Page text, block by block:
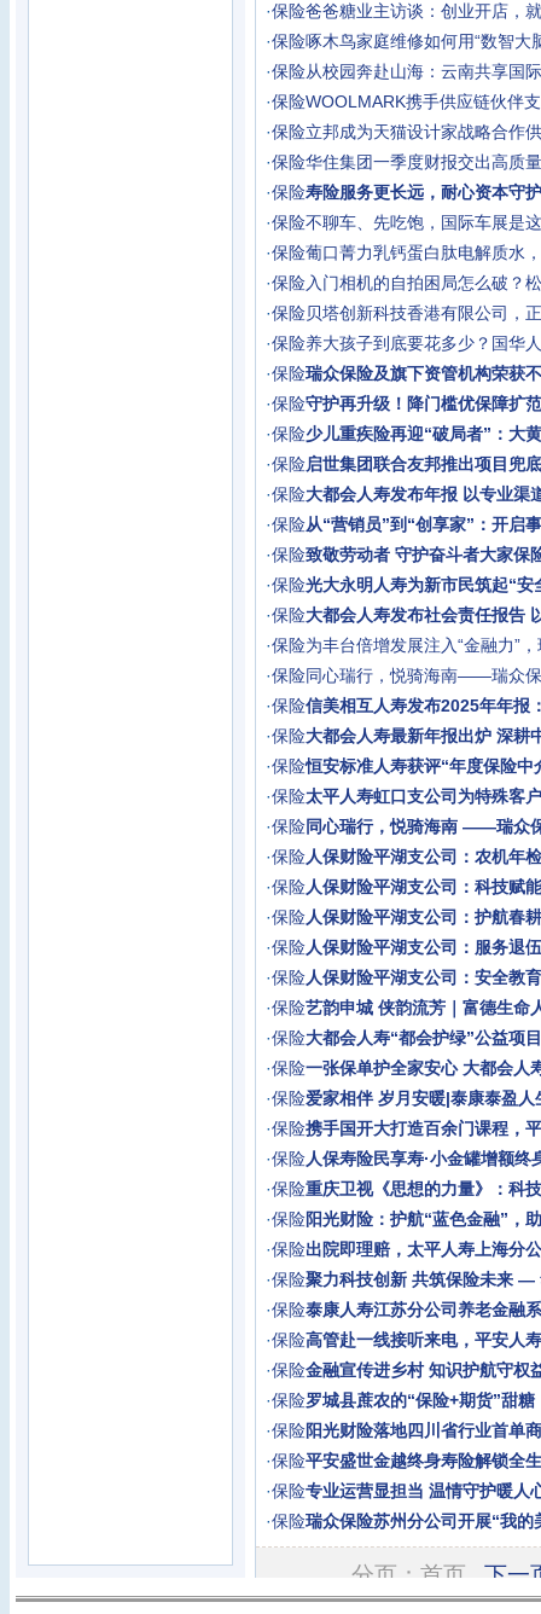
·保险爸爸糖业主访谈：创业开店，
·保险啄木鸟家庭维修如何用“数智大
·保险从校园奔赴山海：云南共享国
·保险WOOLMARK携手供应链伙伴
·保险立邦成为天猫设计家战略合作
·保险华住集团一季度财报交出高质
·保险寿险服务更长远，耐心资本守
·保险不聊车、先吃饱，国际车展是
·保险葡口菁力乳钙蛋白肽电解质水
·保险入门相机的自拍困局怎么破？
·保险贝塔创新科技香港有限公司，
·保险养大孩子到底要花多少？国华
·保险瑞众保险及旗下资管机构荣获
·保险守护再升级！降门槛优保障扩
·保险少儿重疾险再迎“破局者”：大
·保险启世集团联合友邦推出项目兜
·保险大都会人寿发布年报 以专业渠
·保险从“营销员”到“创享家”：开启
·保险致敬劳动者 守护奋斗者大家保
·保险光大永明人寿为新市民筑起“安
·保险大都会人寿发布社会责任报告
·保险为丰台倍增发展注入“金融力”
·保险同心瑞行，悦骑海南——瑞众
·保险信美相互人寿发布2025年年报
·保险大都会人寿最新年报出炉 深耕
·保险恒安标准人寿获评“年度保险中
·保险太平人寿虹口支公司为特殊客
·保险同心瑞行，悦骑海南 ——瑞众
·保险人保财险平湖支公司：农机年
·保险人保财险平湖支公司：科技赋
·保险人保财险平湖支公司：护航春
·保险人保财险平湖支公司：服务退
·保险人保财险平湖支公司：安全教
·保险艺韵申城 侠韵流芳｜富德生命
·保险大都会人寿“都会护绿”公益项
·保险一张保单护全家安心 大都会人
·保险爱家相伴 岁月安暖|泰康泰盈人
·保险携手国开大打造百余门课程，
·保险人保寿险民享寿·小金罐增额终
·保险重庆卫视《思想的力量》：科
·保险阳光财险：护航“蓝色金融”，
·保险出院即理赔，太平人寿上海分
·保险聚力科技创新 共筑保险未来 —
·保险泰康人寿江苏分公司养老金融
·保险高管赴一线接听来电，平安人
·保险金融宣传进乡村 知识护航守
·保险罗城县蔗农的“保险+期货”甜糖
·保险阳光财险落地四川省行业首单
·保险平安盛世金越终身寿险解锁全
·保险专业运营显担当 温情守护暖
·保险瑞众保险苏州分公司开展“我的
分页：首页 下一